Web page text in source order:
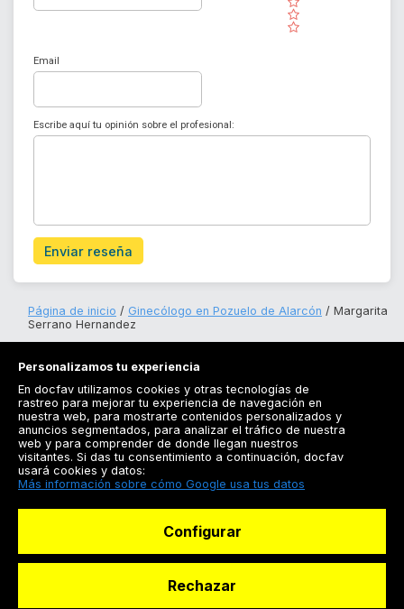
( )
( )
Email
Escribe aquí tu opinión sobre el profesional:
Enviar reseña
Página de inicio Ginecólogo en Pozuelo de Alarcón
Margarita
Serrano Hernandez
Registrarse
Docfav
Personalizamos tu experiencia
En docfav utilizamos cookies y otras tecnologías de
rastreo para mejorar tu experiencia de navegación en
nuestra web, para mostrarte contenidos personalizados y
anuncios segmentados, para analizar el tráfico de nuestra
web y para comprender de donde llegan nuestros
visitantes. Si das tu consentimiento a continuación, docfav
usará cookies y datos:
Más información sobre cómo Google usa tus datos
Configurar
Rechazar